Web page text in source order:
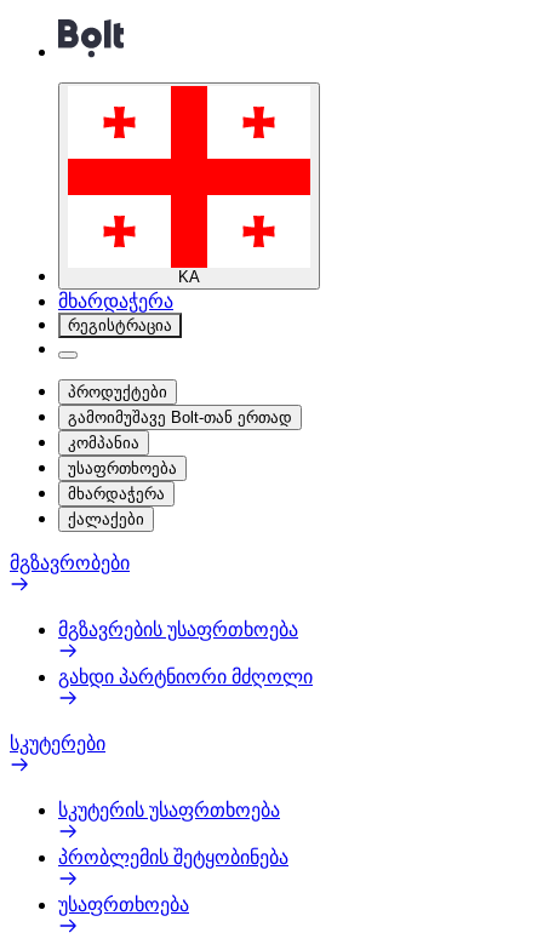
KA
მხარდაჭერა
რეგისტრაცია
პროდუქტები
გამოიმუშავე Bolt-თან ერთად
კომპანია
უსაფრთხოება
მხარდაჭერა
ქალაქები
მგზავრობები
მგზავრების უსაფრთხოება
გახდი პარტნიორი მძღოლი
სკუტერები
სკუტერის უსაფრთხოება
პრობლემის შეტყობინება
უსაფრთხოება